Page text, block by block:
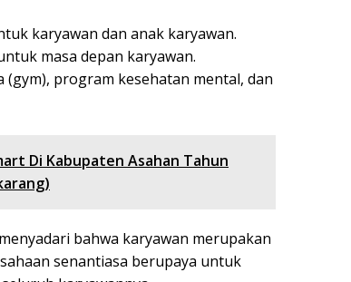
karyawan dan anak karyawan.
masa depan karyawan.
program kesehatan mental, dan
Di Kabupaten Asahan Tahun
bahwa karyawan merupakan
senantiasa berupaya untuk